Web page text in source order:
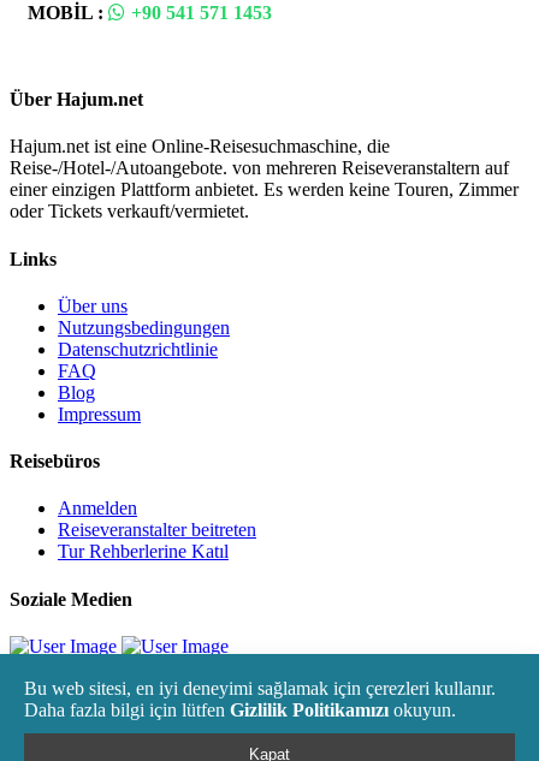
MOBİL : +90 541 571 1453
Über Hajum.net
Hajum.net ist eine Online-Reisesuchmaschine, die
Reise-/Hotel-/Autoangebote. von mehreren Reiseveranstaltern auf
einer einzigen Plattform anbietet. Es werden keine Touren, Zimmer
oder Tickets verkauft/vermietet.
Links
Über uns
Nutzungsbedingungen
Datenschutzrichtlinie
FAQ
Blog
Impressum
Reisebüros
Anmelden
Reiseveranstalter beitreten
Tur Rehberlerine Katıl
Soziale Medien
Bu web sitesi, en iyi deneyimi sağlamak için çerezleri kullanır.
Daha fazla bilgi için lütfen Gizlilik Politikamızı okuyun.
Kapat
Paylaş